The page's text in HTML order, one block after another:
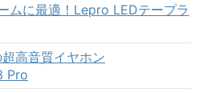
ムに最適！Lepro LEDテープラ
超高音質イヤホン
Pro